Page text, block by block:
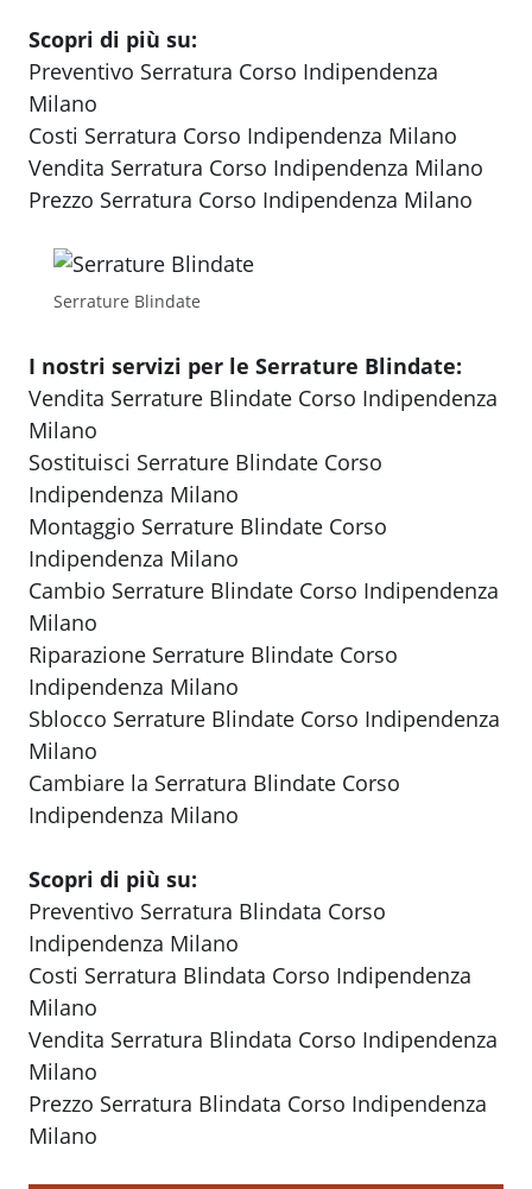
Scopri di più su:
Preventivo Serratura Corso Indipendenza
Milano
Costi Serratura Corso Indipendenza Milano
Vendita Serratura Corso Indipendenza Milano
Prezzo Serratura Corso Indipendenza Milano
Serrature Blindate
I nostri servizi per le Serrature Blindate:
Vendita Serrature Blindate Corso Indipendenza
Milano
Sostituisci Serrature Blindate Corso
Indipendenza Milano
Montaggio Serrature Blindate Corso
Indipendenza Milano
Cambio Serrature Blindate Corso Indipendenza
Milano
Riparazione Serrature Blindate Corso
Indipendenza Milano
Sblocco Serrature Blindate Corso Indipendenza
Milano
Cambiare la Serratura Blindate Corso
Indipendenza Milano
Scopri di più su:
Preventivo Serratura Blindata Corso
Indipendenza Milano
Costi Serratura Blindata Corso Indipendenza
Milano
Vendita Serratura Blindata Corso Indipendenza
Milano
Prezzo Serratura Blindata Corso Indipendenza
Milano